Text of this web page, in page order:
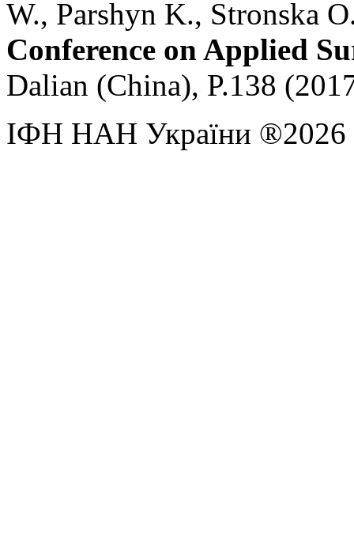
W., Parshyn K., Stronska
Conference on Applied
Dalian (China), P.138
ІФН НАН України ®2026